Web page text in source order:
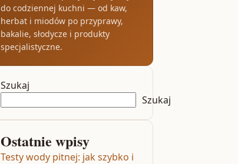
do codziennej kuchni — od kaw,
herbat i miodów po przyprawy,
bakalie, słodycze i produkty
specjalistyczne.
Szukaj
Szukaj
Ostatnie wpisy
Testy wody pitnej: jak szybko i